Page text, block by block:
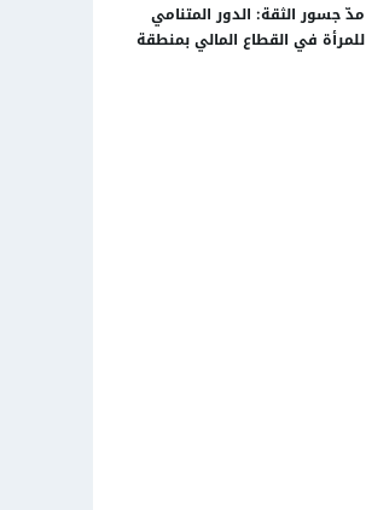
مدّ جسور الثقة: الدور المتنامي
للمرأة في القطاع المالي بمنطقة